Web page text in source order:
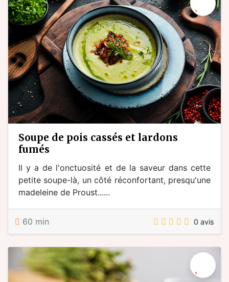
soupe de pois cassés et lardons
fumés
Il y a de l'onctuosité et de la saveur dans cette
petite soupe-là, un côté réconfortant, presqu'une
madeleine de Proust......
60 min 0 avis